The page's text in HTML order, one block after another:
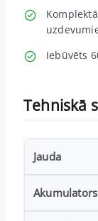
Iebūvēts
Tehniskā
Jauda
Akumulators